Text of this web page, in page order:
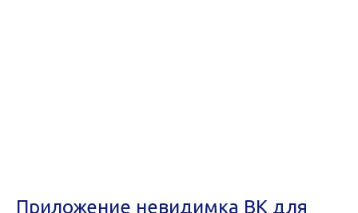
Приложение невидимка ВК для